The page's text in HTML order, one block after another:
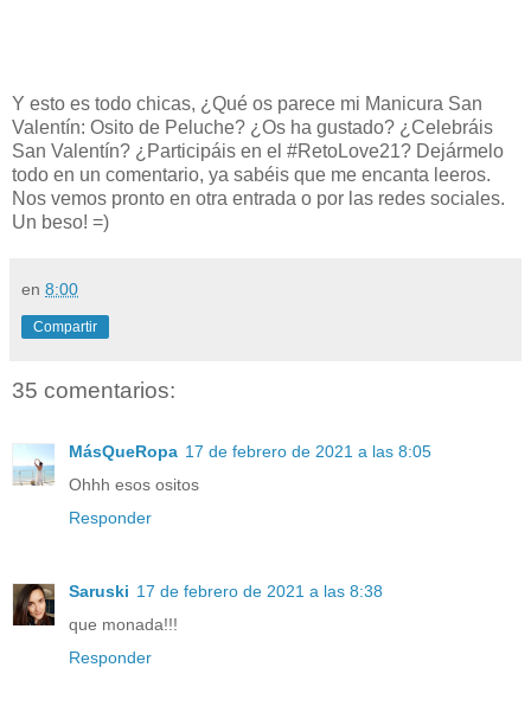
Y esto es todo chicas, ¿Qué os parece mi Manicura San
Valentín: Osito de Peluche? ¿Os ha gustado? ¿Celebráis
San Valentín? ¿Participáis en el #RetoLove21? Dejármelo
todo en un comentario, ya sabéis que me encanta leeros.
Nos vemos pronto en otra entrada o por las redes sociales.
Un beso! =)
en 8:00
Compartir
35 comentarios:
MásQueRopa 17 de febrero de 2021 a las 8:05
Ohhh esos ositos
Responder
Saruski 17 de febrero de 2021 a las 8:38
que monada!!!
Responder